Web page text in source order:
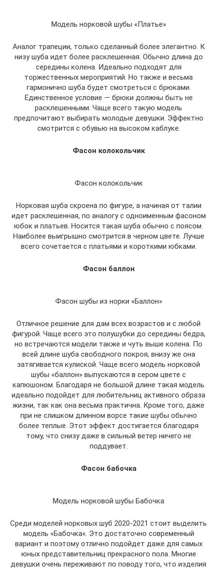
Модель норковой шубы «Платье»
Аналог трапеции, только сделанный более элегантно. К
низу шуба идет более расклешенная. Обычно длина до
середины колена. Идеально подходят для
торжественных мероприятий. Но также и весьма
гармонично шуба будет смотреться с брюками.
Единственное условие — брюки должны быть не
расклешенными. Чаще всего такую модель
предпочитают выбирать молодые девушки. Эффектно
смотрится с обувью на высоком каблуке.
Фасон колокольчик
Фасон колокольчик
Норковая шуба скроена по фигуре, а начиная от талии
идет расклешенная, по аналогу с одноименным фасоном
юбок и платьев. Носится такая шуба обычно с поясом.
Наиболее выигрышно смотрится в черном цвете. Лучше
всего сочетается с платьями и короткими юбками.
Фасон баллон
Фасон шубы из норки «Баллон»
Отличное решение для дам всех возрастов и с любой
фигурой. Чаще всего это полушубки до середины бедра,
но встречаются модели также и чуть выше колена. По
всей длине шуба свободного покроя, внизу же она
затягивается кулиской. Чаще всего модель норковой
шубы «баллон» выпускаются в сером цвете с
капюшоном. Благодаря не большой длине такая модель
идеально подойдет для любительниц активного образа
жизни, так как она весьма практична. Кроме того, даже
при не слишком длинном ворсе такие шубы обычно
более теплые. Этот эффект достигается благодаря
тому, что снизу даже в сильный ветер ничего не
поддувает.
Фасон бабочка
Модель норковой шубы Бабочка
Среди моделей норковых шуб 2020-2021 стоит выделить
модель «Бабочка«. Это достаточно современный
вариант и поэтому отлично подойдет даже для самых
юных представительниц прекрасного пола. Многие
девушки очень переживают по поводу того, что изделия